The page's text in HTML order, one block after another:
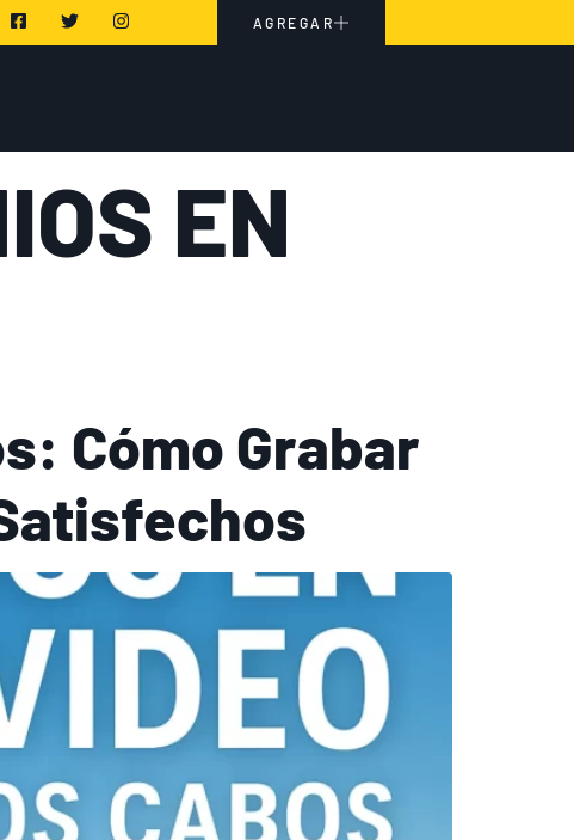
AGREGAR
EN
Cómo Grabar